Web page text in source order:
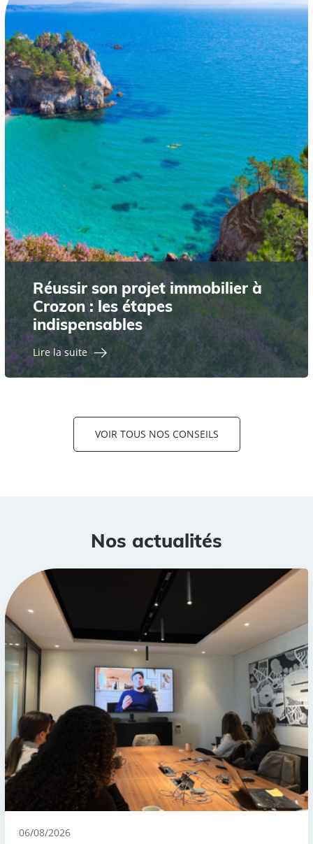
Réussir son projet immobilier à
Crozon : les étapes
indispensables
Lire la suite
VOIR TOUS NOS CONSEILS
Nos actualités
06/08/2026